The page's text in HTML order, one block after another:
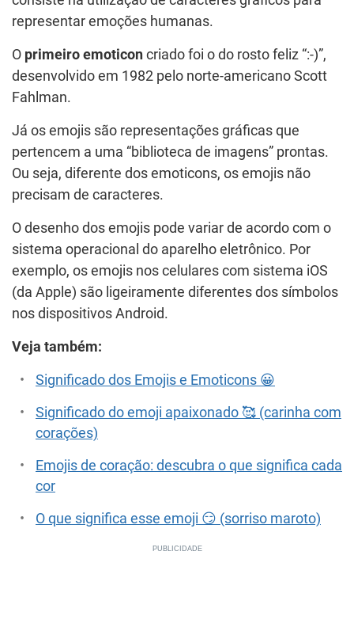
representar emoções humanas.
O primeiro emoticon criado foi o do rosto feliz “:-)”,
desenvolvido em 1982 pelo norte-americano Scott
Fahlman.
Já os emojis são representações gráficas que
pertencem a uma “biblioteca de imagens” prontas.
Ou seja, diferente dos emoticons, os emojis não
precisam de caracteres.
O desenho dos emojis pode variar de acordo com o
sistema operacional do aparelho eletrônico. Por
exemplo, os emojis nos celulares com sistema iOS
(da Apple) são ligeiramente diferentes dos símbolos
nos dispositivos Android.
Veja também:
Significado dos Emojis e Emoticons 😀
Significado do emoji apaixonado 🥰 (carinha com
corações)
Emojis de coração: descubra o que significa cada
cor
O que significa esse emoji 😏 (sorriso maroto)